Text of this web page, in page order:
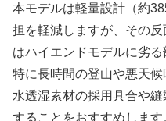
本モデルは軽量設計（約
担を軽減しますが、その
はハイエンドモデルに劣る
特に長時間の登山や悪天
水透湿素材の採用具合や
することをおすすめします